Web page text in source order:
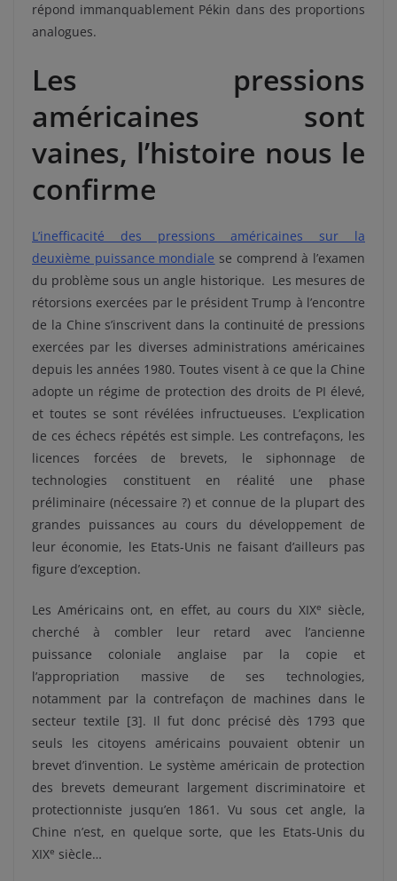
répond immanquablement Pékin dans des proportions
analogues.
Les pressions
américaines sont
vaines, l’histoire nous le
confirme
L’inefficacité des pressions américaines sur la
deuxième puissance mondiale se comprend à l’examen
du problème sous un angle historique. Les mesures de
rétorsions exercées par le président Trump à l’encontre
de la Chine s’inscrivent dans la continuité de pressions
exercées par les diverses administrations américaines
depuis les années 1980. Toutes visent à ce que la Chine
adopte un régime de protection des droits de PI élevé,
et toutes se sont révélées infructueuses. L’explication
de ces échecs répétés est simple. Les contrefaçons, les
licences forcées de brevets, le siphonnage de
technologies constituent en réalité une phase
préliminaire (nécessaire ?) et connue de la plupart des
grandes puissances au cours du développement de
leur économie, les Etats-Unis ne faisant d’ailleurs pas
figure d’exception.
Les Américains ont, en effet, au cours du XIXe
siècle,
cherché à combler leur retard avec l’ancienne
puissance coloniale anglaise par la copie et
l’appropriation massive de ses technologies,
notamment par la contrefaçon de machines dans le
secteur textile [3]. Il fut donc précisé dès 1793 que
seuls les citoyens américains pouvaient obtenir un
brevet d’invention. Le système américain de protection
des brevets demeurant largement discriminatoire et
protectionniste jusqu’en 1861. Vu sous cet angle, la
Chine n’est, en quelque sorte, que les Etats-Unis du
XIXe siècle…